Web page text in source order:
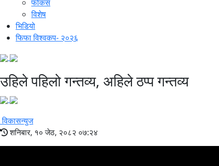
फोकस
विशेष
भिडियो
फिफा विश्वकप- २०२६
उहिले पहिलो गन्तव्य, अहिले ठप्प गन्तव्य
विकासन्युज
शनिबार, १० जेठ, २०८२ ०७:२४